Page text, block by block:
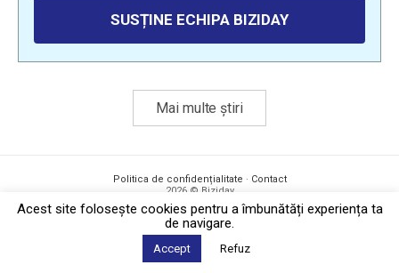
SUSȚINE ECHIPA BIZIDAY
Mai multe știri
Politica de confidențialitate · Contact
2026 © Biziday
Acest site foloseşte cookies pentru a îmbunătăți experiența ta
de navigare.
Accept Refuz